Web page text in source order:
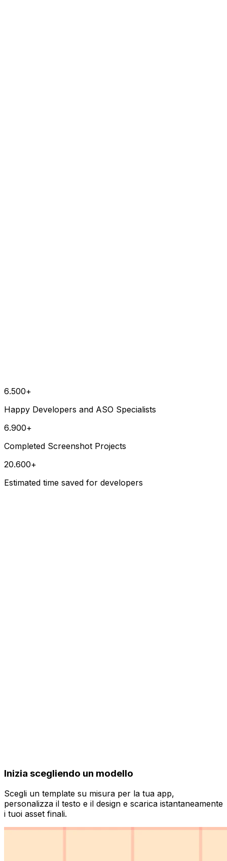
6.500+
Happy Developers and ASO Specialists
6.900+
Completed Screenshot Projects
20.600+
Estimated time saved for developers
Inizia scegliendo un modello
Scegli un template su misura per la tua app,
personalizza il testo e il design e scarica istantaneamente
i tuoi asset finali.